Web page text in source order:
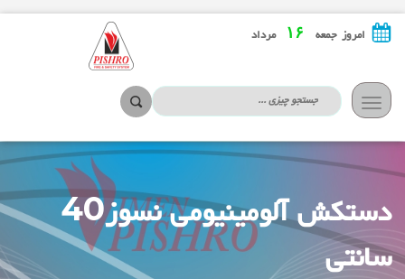
امروز جمعه مرداد
تعویض
ناوبری
دستکش آلومینیومی نسوز40
سانتی